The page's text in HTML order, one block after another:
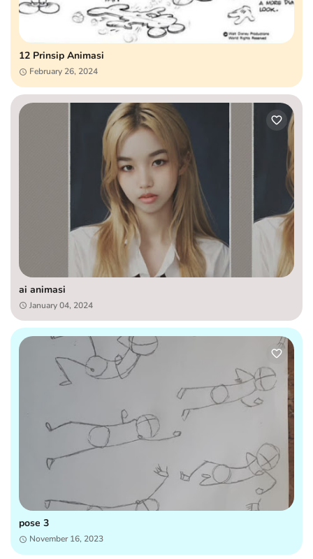
12 Prinsip Animasi
February 26, 2024
ai animasi
January 04, 2024
pose 3
November 16, 2023